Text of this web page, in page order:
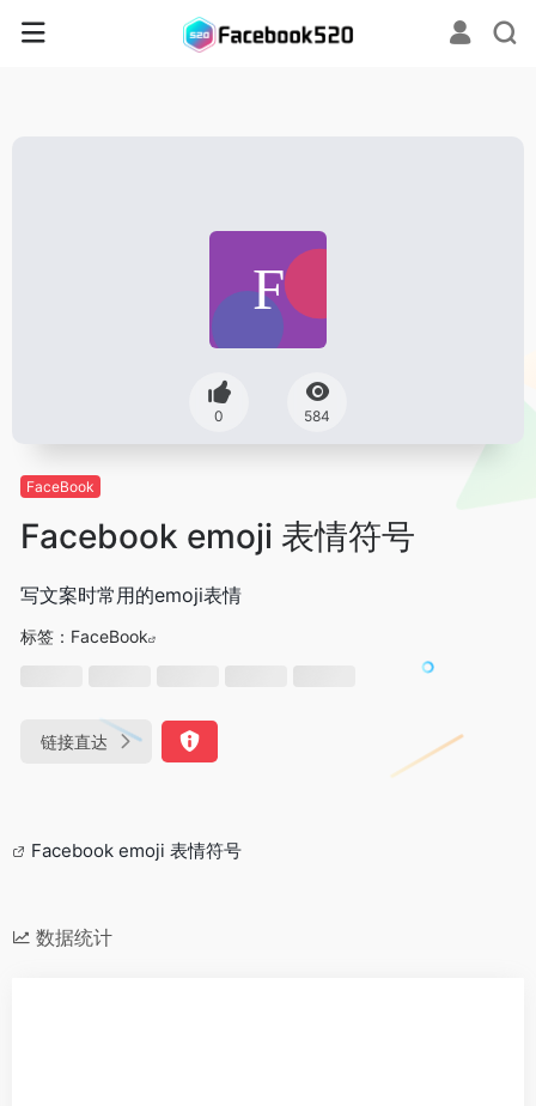
0 584
FaceBook
Facebook emoji 表情符号
写文案时常用的emoji表情
标签： FaceBook
链接直达
Facebook emoji 表情符号
数据统计